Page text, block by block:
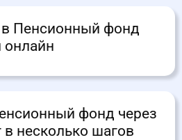
в Пенсионный фонд
онлайн
фонд через
в несколько шагов